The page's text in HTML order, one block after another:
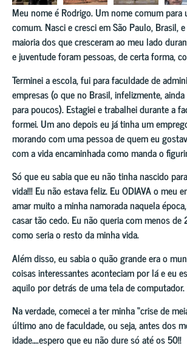
Meu nome é Rodrigo. Um nome comum para
comum. Nasci e cresci em São Paulo, Brasil,
maioria dos que cresceram ao meu lado
e juventude foram pessoas, de certa forma,
Terminei a escola, fui para faculdade de
empresas (o que no Brasil, infelizmente,
para poucos). Estagiei e trabalhei durante a
formei. Um ano depois eu já tinha um
morando com uma pessoa de quem eu
com a vida encaminhada como manda o
Só que eu sabia que eu não tinha nascido
vida!!! Eu não estava feliz. Eu ODIAVA o meu
amar muito a minha namorada naquela
casar tão cedo. Eu não queria com menos de
como seria o resto da minha vida.
Além disso, eu sabia o quão grande era o
coisas interessantes aconteciam por lá e eu
aquilo por detrás de uma tela de computador.
Na verdade, comecei a ter minha “crise de
último ano de faculdade, ou seja, antes dos
idade….espero que eu não dure só até os 50!!